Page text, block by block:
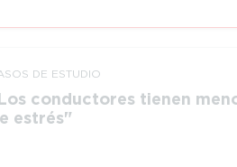
DE ESTUDIO
conductores tienen
estrés